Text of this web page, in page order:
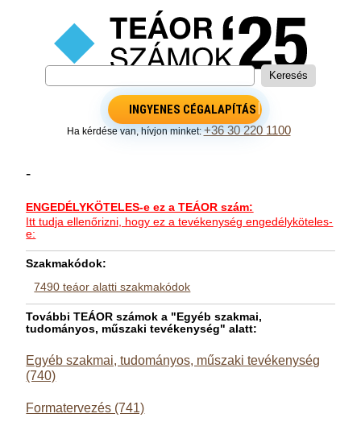
INGYENES CÉGALAPÍTÁS
Ha kérdése van, hívjon minket:+36 30 220 1100
-
ENGEDÉLYKÖTELES-e ez a TEÁOR szám:
Itt tudja ellenőrizni, hogy ez a tevékenység engedélyköteles-
e:
Szakmakódok:
7490 teáor alatti szakmakódok
További TEÁOR számok a "Egyéb szakmai,
tudományos, műszaki tevékenység" alatt:
Egyéb szakmai, tudományos, műszaki tevékenység
(740)
Formatervezés (741)